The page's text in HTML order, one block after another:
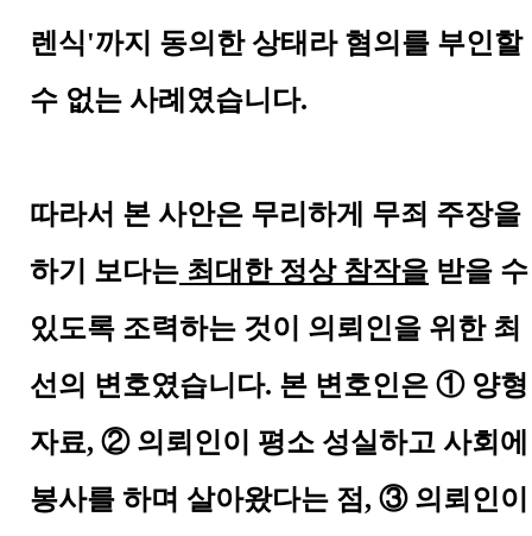
렌식'까지 동의한 상태라 혐의를 부인할
수 없는 사례였습니다.
따라서 본 사안은 무리하게 무죄 주장을
하기 보다는 최대한 정상 참작을 받을 수
있도록 조력하는 것이 의뢰인을 위한 최
선의 변호였습니다. 본 변호인은 ① 양형
자료, ② 의뢰인이 평소 성실하고 사회에
봉사를 하며 살아왔다는 점, ③ 의뢰인이